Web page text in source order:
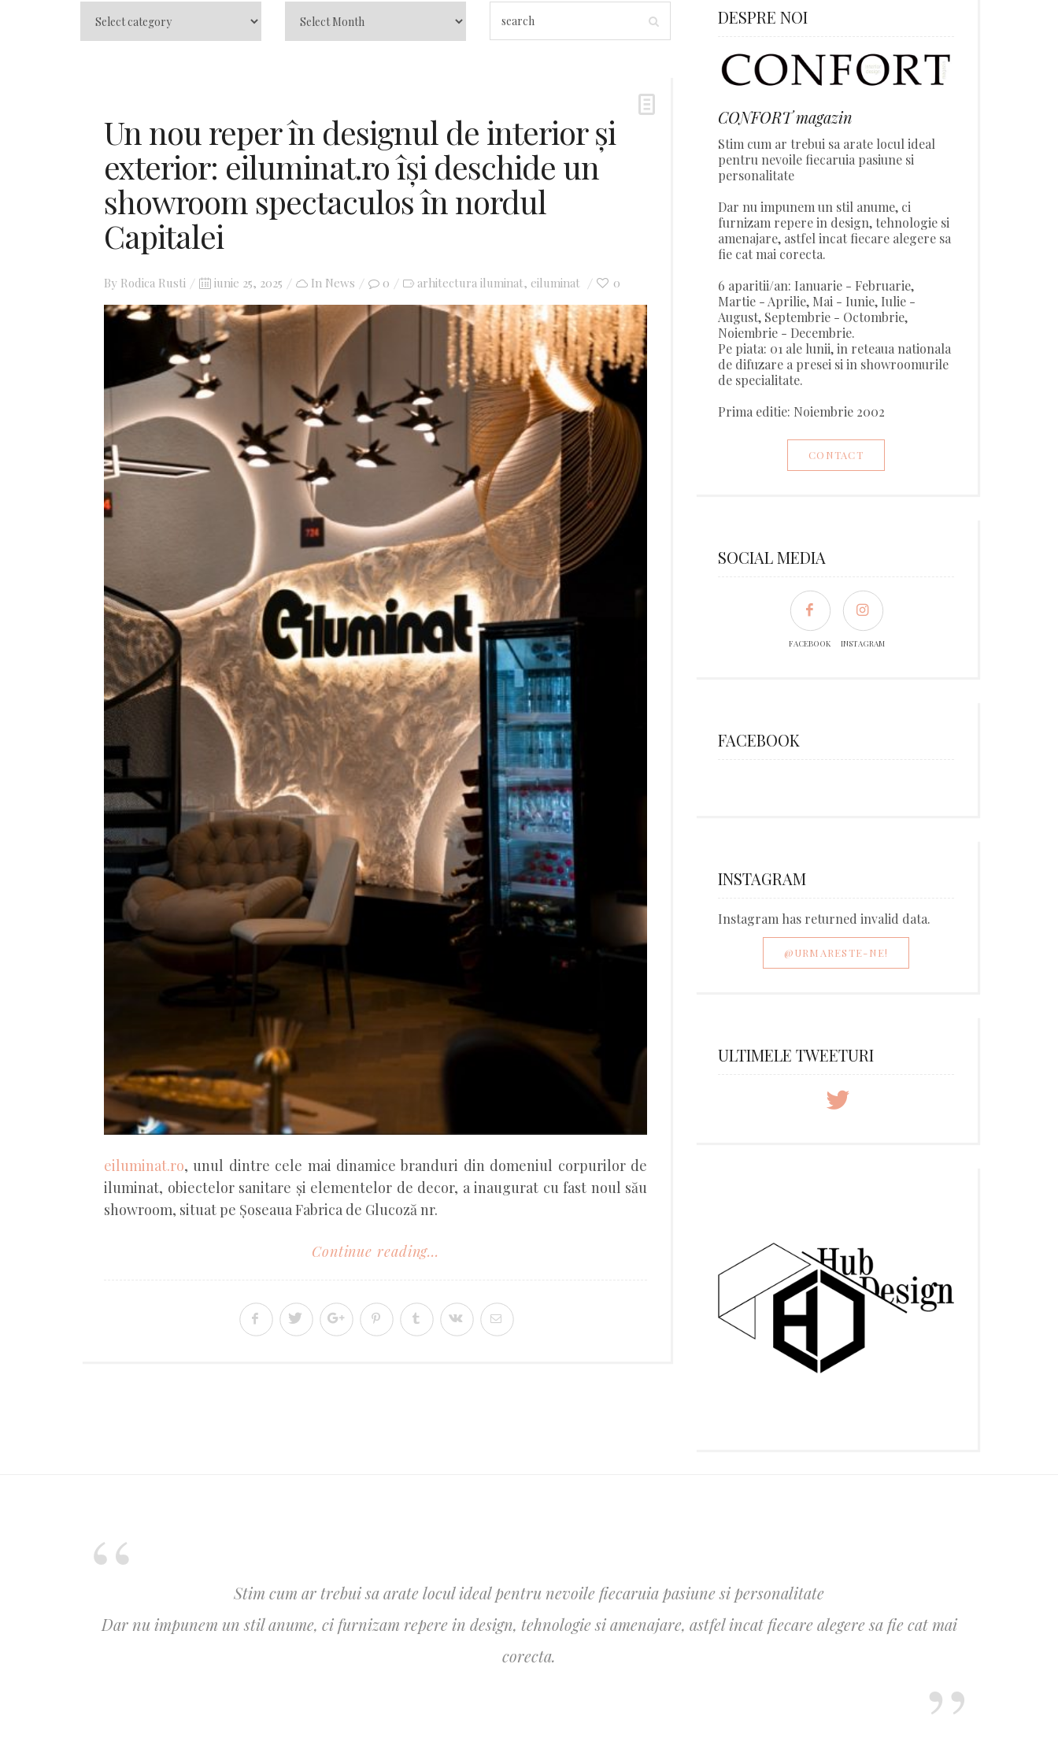
Un nou reper în designul de interior și
exterior: eiluminat.ro își deschide un
showroom spectaculos în nordul
Capitalei
By Rodica Rusti
Posted
on
iunie 25, 2025 In News 0 arhitectura iluminat, eiluminat 0
eiluminat.ro, unul dintre cele mai dinamice branduri din domeniul corpurilor de
iluminat, obiectelor sanitare și elementelor de decor, a inaugurat cu fast noul său
showroom, situat pe Șoseaua Fabrica de Glucoză nr.
Continue reading...
DESPRE NOI
CONFORT magazin
Stim cum ar trebui sa arate locul ideal
pentru nevoile fiecaruia pasiune si
personalitate
Dar nu impunem un stil anume, ci
furnizam repere in design, tehnologie si
amenajare, astfel incat fiecare alegere sa
fie cat mai corecta.
6 aparitii/an: Ianuarie - Februarie,
Martie - Aprilie, Mai - Iunie, Iulie -
August, Septembrie - Octombrie,
Noiembrie - Decembrie.
Pe piata: 01 ale lunii, in reteaua nationala
de difuzare a presei si in showroomurile
de specialitate.
Prima editie: Noiembrie 2002
CONTACT
SOCIAL MEDIA
FACEBOOK INSTAGRAM
FACEBOOK
INSTAGRAM
Instagram has returned invalid data.
@URMARESTE-NE!
ULTIMELE TWEETURI
Stim cum ar trebui sa arate locul ideal pentru nevoile fiecaruia pasiune si personalitate
Dar nu impunem un stil anume, ci furnizam repere in design, tehnologie si amenajare, astfel incat fiecare alegere sa fie cat mai
corecta.